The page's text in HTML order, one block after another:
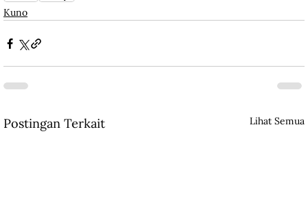
Kuno
Postingan Terkait Lihat Semua